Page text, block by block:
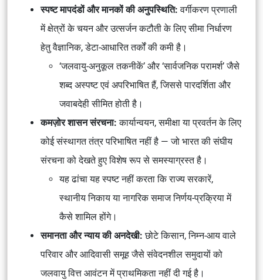
स्पष्ट मापदंडों और मानकों की अनुपस्थिति: वर्गीकरण प्रणाली
में क्षेत्रों के चयन और उत्सर्जन कटौती के लिए सीमा निर्धारण
हेतु वैज्ञानिक, डेटा-आधारित तर्कों की कमी है।
‘जलवायु-अनुकूल तकनीकें’ और ‘सार्वजनिक परामर्श’ जैसे
शब्द अस्पष्ट एवं अपरिभाषित हैं, जिससे पारदर्शिता और
जवाबदेही सीमित होती है।
कमज़ोर शासन संरचना: कार्यान्वयन, समीक्षा या प्रवर्तन के लिए
कोई संस्थागत तंत्र परिभाषित नहीं है — जो भारत की संघीय
संरचना को देखते हुए विशेष रूप से समस्याग्रस्त है।
यह ढांचा यह स्पष्ट नहीं करता कि राज्य सरकारें,
स्थानीय निकाय या नागरिक समाज निर्णय-प्रक्रिया में
कैसे शामिल होंगे।
समानता और न्याय की अनदेखी: छोटे किसान, निम्न-आय वाले
परिवार और आदिवासी समूह जैसे संवेदनशील समुदायों को
जलवायु वित्त आवंटन में प्राथमिकता नहीं दी गई है।